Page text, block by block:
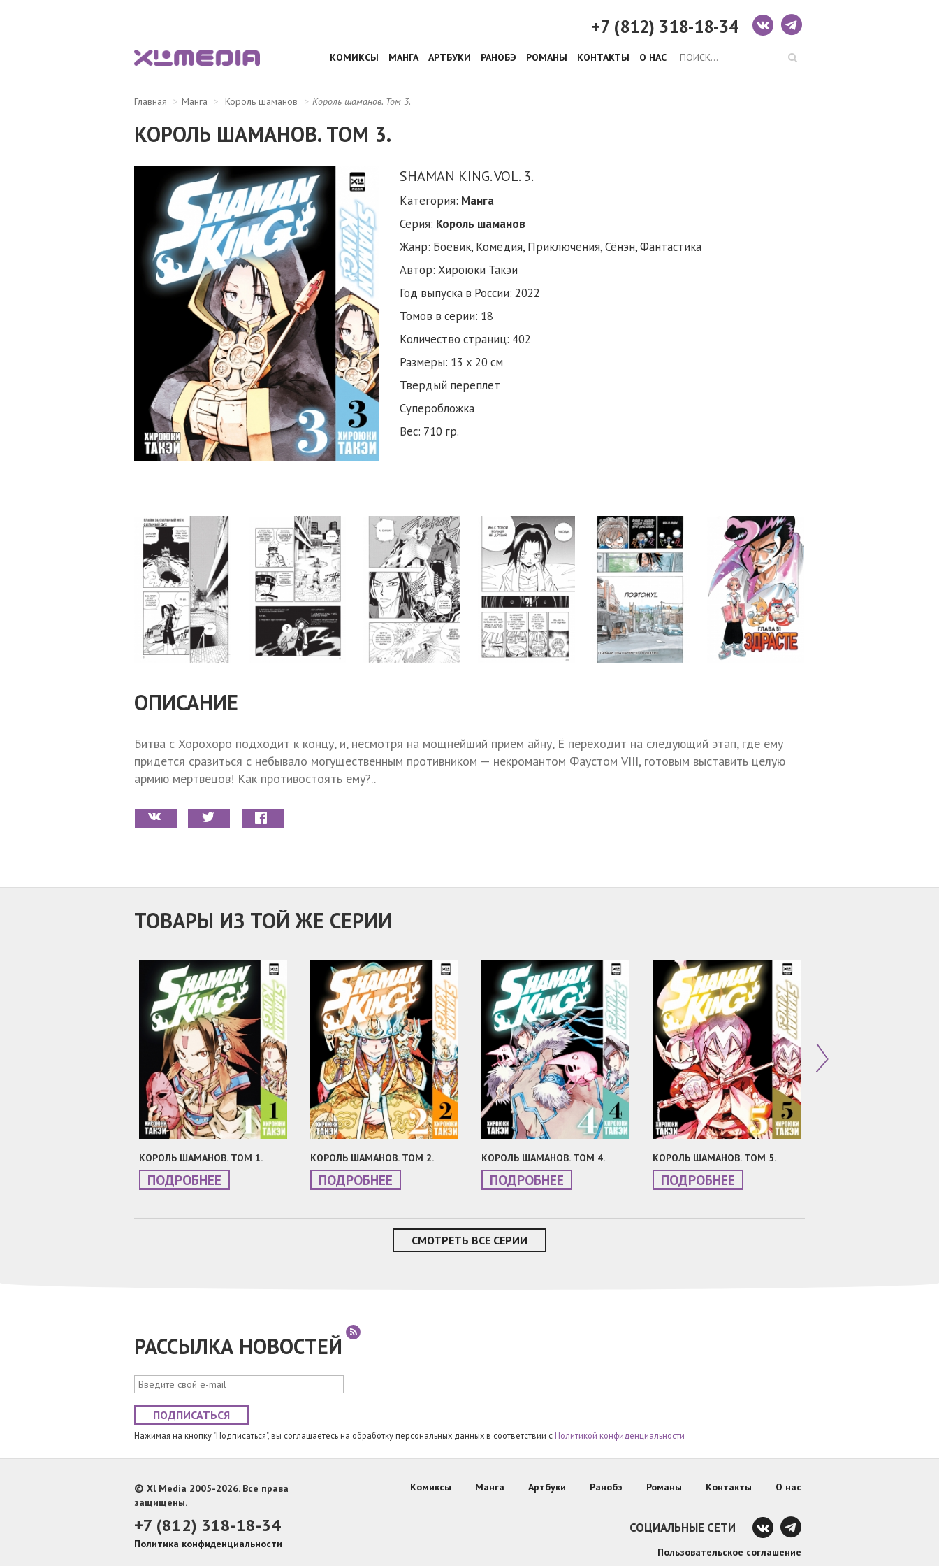
+7 (812) 318-18-34
КОМИКСЫ МАНГА АРТБУКИ РАНОБЭ РОМАНЫ КОНТАКТЫ О НАС
Главная Манга Король шаманов Король шаманов. Том 3.
КОРОЛЬ ШАМАНОВ. ТОМ 3.
SHAMAN KING. VOL. 3.
Категория: Манга
Серия: Король шаманов
Жанр: Боевик, Комедия, Приключения, Сёнэн, Фантастика
Автор: Хироюки Такэи
Год выпуска в России: 2022
Томов в серии: 18
Количество страниц: 402
Размеры: 13 х 20 см
Твердый переплет
Суперобложка
Вес: 710 гр.
ОПИСАНИЕ
Битва с Хорохоро подходит к концу, и, несмотря на мощнейший прием айну, Ё переходит на следующий этап, где ему
придется сразиться с небывало могущественным противником — некромантом Фаустом VIII, готовым выставить целую
армию мертвецов! Как противостоять ему?..
ТОВАРЫ ИЗ ТОЙ ЖЕ СЕРИИ
КОРОЛЬ ШАМАНОВ. ТОМ 1.
ПОДРОБНЕЕ
КОРОЛЬ ШАМАНОВ. ТОМ 2.
ПОДРОБНЕЕ
КОРОЛЬ ШАМАНОВ. ТОМ 4.
ПОДРОБНЕЕ
КОРОЛЬ ШАМАНОВ. ТОМ 5.
ПОДРОБНЕЕ
СМОТРЕТЬ ВСЕ СЕРИИ
РАССЫЛКА НОВОСТЕЙ
ПОДПИСАТЬСЯ
Нажимая на кнопку "Подписаться", вы соглашаетесь на обработку персональных данных в соответствии с Политикой конфиденциальности
© Xl Media 2005-2026. Все права
защищены.
Комиксы Манга Артбуки Ранобэ Романы Контакты О нас
+7 (812) 318-18-34
Политика конфиденциальности
СОЦИАЛЬНЫЕ СЕТИ
Пользовательское соглашение